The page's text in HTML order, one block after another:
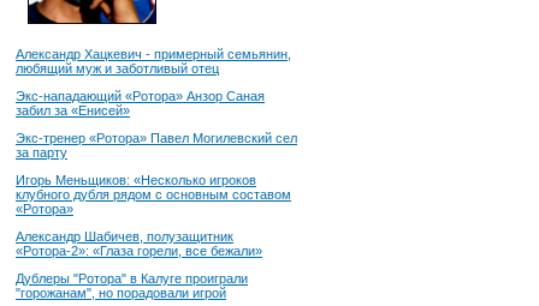
Александр Хацкевич - примерный семьянин,
любящий муж и заботливый отец
Экс-нападающий «Ротора» Анзор Саная
забил за «Енисей»
Экс-тренер «Ротора» Павел Могилевский сел
за парту
Игорь Меньщиков: «Несколько игроков
клубного дубля рядом с основным составом
«Ротора»
Александр Шабичев, полузащитник
«Ротора-2»: «Глаза горели, все бежали»
Дублеры "Ротора" в Калуге проиграли
"горожанам", но порадовали игрой